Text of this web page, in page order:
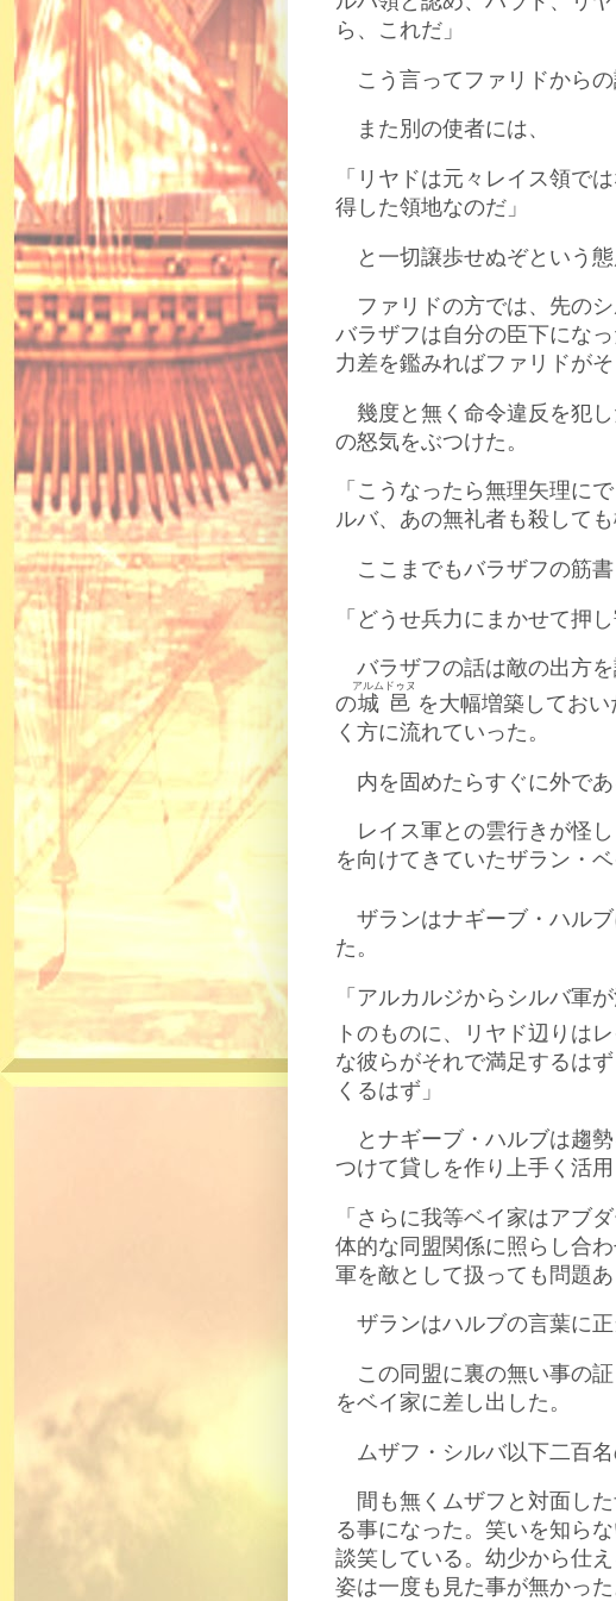
ら、これだ」
こう言ってファリドからの
また別の使者には、
「リヤドは元々レイス領で
得した領地なのだ」
と一切譲歩せぬぞという態
ファリドの方では、先のシ
バラザフは自分の臣下にな
力差を鑑みればファリドが
幾度と無く命令違反を犯
の怒気をぶつけた。
「こうなったら無理矢理に
ルバ、あの無礼者も殺しても
ここまでもバラザフの筋書
「どうせ兵力にまかせて押
バラザフの話は敵の出方
の城邑
アルムドゥヌ
を大幅増築してお
く方に流れていった。
内を固めたらすぐに外であ
レイス軍との雲行きが怪
を向けてきていたザラン・
ザランはナギーブ・ハルブ
た。
「アルカルジからシルバ軍
トのものに、リヤド辺りは
な彼らがそれで満足するは
くるはず」
とナギーブ・ハルブは趨
つけて貸しを作り上手く活用
「さらに我等ベイ家はアブ
体的な同盟関係に照らし合
軍を敵として扱っても問題あ
ザランはハルブの言葉に正
この同盟に裏の無い事の
をベイ家に差し出した。
ムザフ・シルバ以下二百名
間も無くムザフと対面し
る事になった。笑いを知ら
談笑している。幼少から仕
姿は一度も見た事が無かった